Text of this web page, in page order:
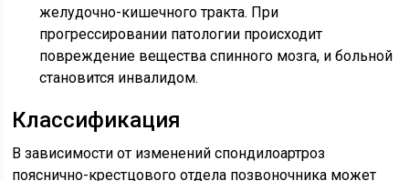
желудочно-кишечного тракта. При
прогрессировании патологии происходит
повреждение вещества спинного мозга, и больной
становится инвалидом.
Классификация
В зависимости от изменений спондилоартроз
пояснично-крестцового отдела позвоночника может